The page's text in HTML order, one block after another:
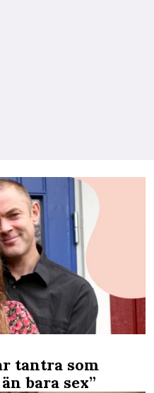
tantra som
bara sex”